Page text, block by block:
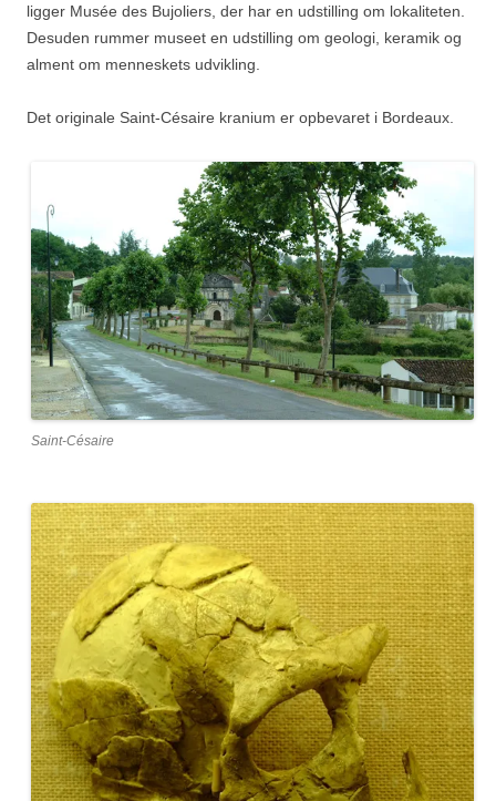
ligger Musée des Bujoliers, der har en udstilling om lokaliteten.
Desuden rummer museet en udstilling om geologi, keramik og
alment om menneskets udvikling.
Det originale Saint-Césaire kranium er opbevaret i Bordeaux.
Saint-Césaire